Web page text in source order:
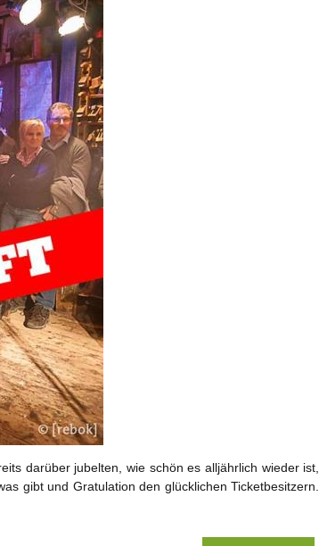
darüber jubelten, wie schön es alljährlich wieder ist,
gibt und Gratulation den glücklichen Ticketbesitzern.